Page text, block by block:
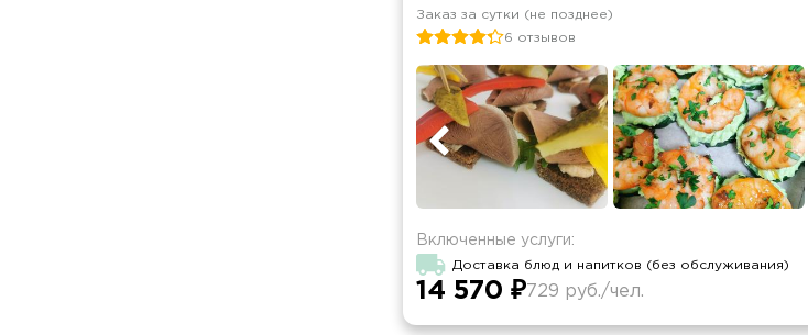
Заказ за сутки (не позднее)
6 отзывов
Включенные услуги:
Доставка блюд и напитков (без обслуживания)
14 570 ₽ 729 руб./чел.